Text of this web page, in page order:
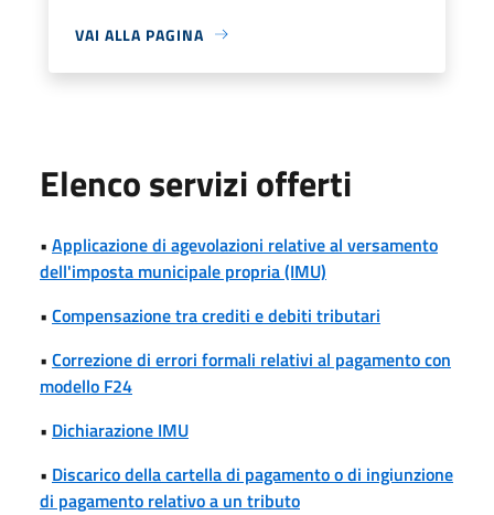
VAI ALLA PAGINA
Elenco servizi offerti
• Applicazione di agevolazioni relative al versamento
dell'imposta municipale propria (IMU)
• Compensazione tra crediti e debiti tributari
• Correzione di errori formali relativi al pagamento con
modello F24
• Dichiarazione IMU
• Discarico della cartella di pagamento o di ingiunzione
di pagamento relativo a un tributo